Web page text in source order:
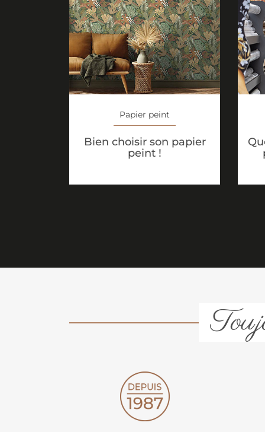
Papier peint
Bien choisir son papier
peint !